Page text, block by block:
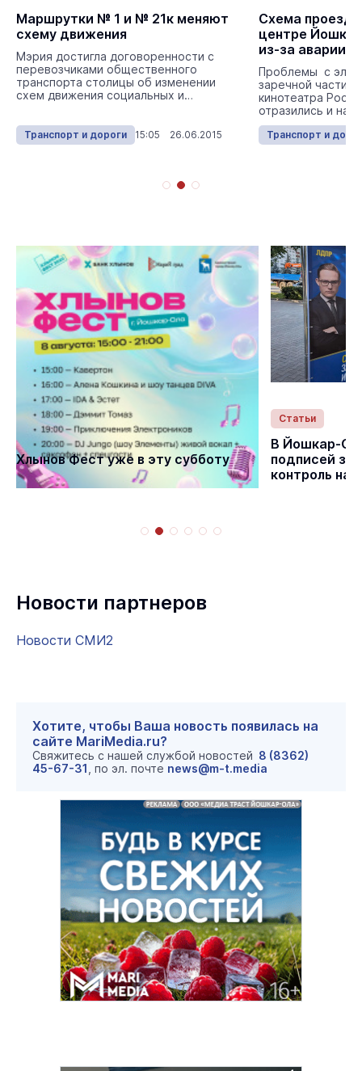
Маршрутки № 1 и № 21к меняют
схему движения
Мэрия достигла договоренности с
перевозчиками общественного
транспорта столицы об изменении
схем движения социальных и
Транспорт и дороги 15:05 26.06.2015
Схема
центре
из-за аварии
Проблемы с
заречной части
кинотеатра
отразились и на
общественного
Транспорт и
Статьи
Хлынов Фест уже в эту субботу
Статьи
В Йошкар-
подписей за
контроль
Новости партнеров
Новости СМИ2
Хотите, чтобы Ваша новость появилась на
сайте MariMedia.ru?
Свяжитесь с нашей службой новостей 8 (8362)
45-67-31 , по эл. почте news@m-t.media